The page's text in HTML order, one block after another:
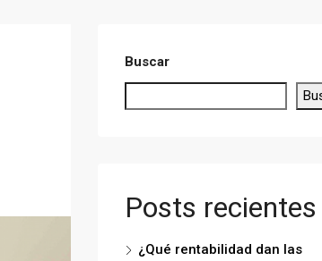
Buscar
Posts recientes
¿Qué rentabilidad dan las